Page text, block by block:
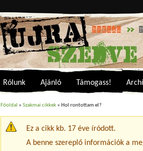
Rólunk Ajánló Támogass!
Jelenlegi hely
Főoldal » Szakmai cikkek » Hol rontottam el?
Figyelmeztető üzenet
Ez a cikk kb. 17 éve íródott.
A benne szereplő információk a